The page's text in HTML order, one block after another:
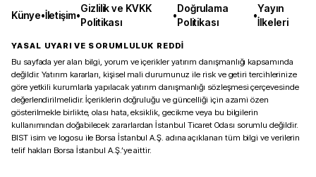
Künye•İletişim•
Gizlilik ve KVKK
Politikası
•
Doğrulama
Politikası
•
Yayın
İlkeleri
YASAL UYARI VE SORUMLULUK REDDİ
Bu sayfada yer alan bilgi, yorum ve içerikler yatırım danışmanlığı kapsamında
değildir. Yatırım kararları, kişisel mali durumunuz ile risk ve getiri tercihlerinize
göre yetkili kurumlarla yapılacak yatırım danışmanlığı sözleşmesi çerçevesinde
değerlendirilmelidir. İçeriklerin doğruluğu ve güncelliği için azami özen
gösterilmekle birlikte, olası hata, eksiklik, gecikme veya bu bilgilerin
kullanımından doğabilecek zararlardan İstanbul Ticaret Odası sorumlu değildir.
BIST isim ve logosu ile Borsa İstanbul A.Ş. adına açıklanan tüm bilgi ve verilerin
telif hakları Borsa İstanbul A.Ş.’ye aittir.